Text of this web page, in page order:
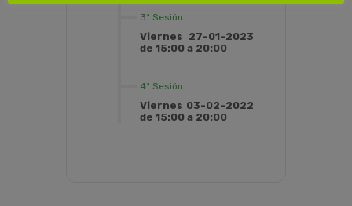
3ª Sesión
Viernes 27-01-2023
de 15:00 a 20:00
4ª Sesión
Viernes 03-02-2022
de 15:00 a 20:00